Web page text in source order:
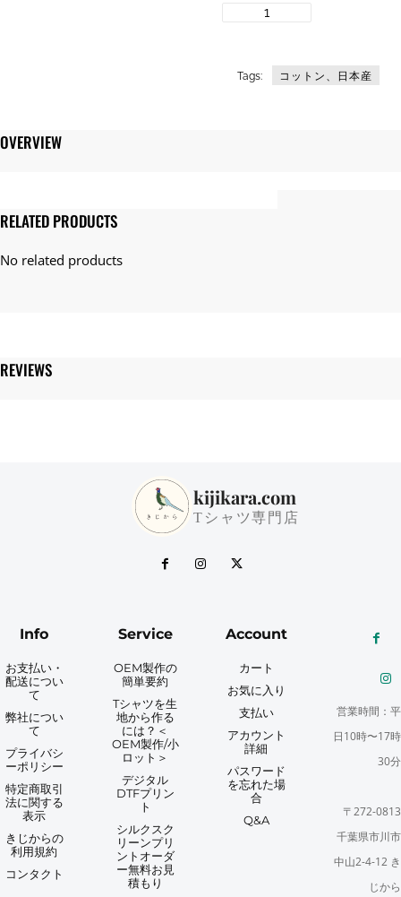
〈YG75100・
High
Tags: コットン、日本産
OVERVIEW
RELATED PRODUCTS
REVIEWS
kijikara.com
Tシャツ専門店
Info
お支払い・
配送につい
て
弊社につい
て
プライバシ
ーポリシー
特定商取引
法に関する
表示
きじからの
利用規約
コンタクト
Service
OEM製作の
簡単要約
Tシャツを生
地から作る
には？＜
OEM製作/小
ロット＞
デジタル
DTFプリン
ト
シルクスク
リーンプリ
ントオーダ
ー無料お見
積もり
Account
カート
お気に入り
支払い
アカウント
詳細
パスワード
を忘れた場
合
Q&A
営業時間：平
日10時〜17時
30分
〒272-0813
千葉県市川市
中山2-4-12 き
じから